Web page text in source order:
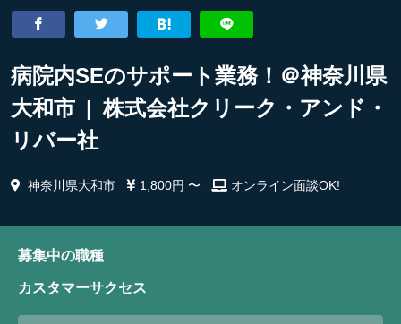
病院内SEのサポート業務！＠神奈川県
大和市 | 株式会社クリーク・アンド・
リバー社
神奈川県大和市 1,800円 〜 オンライン面談OK!
募集中の職種
カスタマーサクセス